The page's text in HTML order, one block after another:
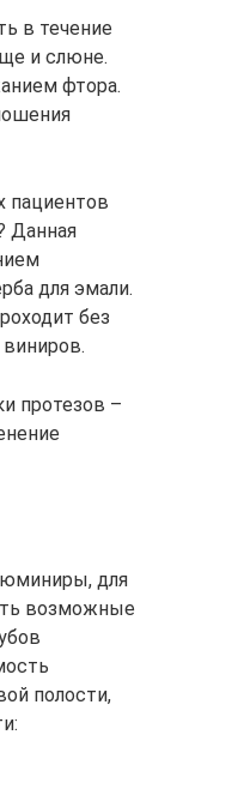
в течение
и слюне.
фтора.
пациентов
Данная
для эмали.
без
протезов –
для
возможные
полости,